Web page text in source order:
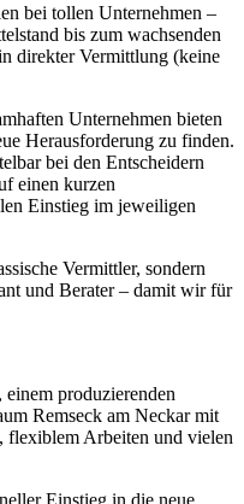
bei tollen Unternehmen –
bis zum wachsenden
direkter Vermittlung (keine
Unternehmen bieten
Herausforderung zu finden.
bei den Entscheidern
einen kurzen
Einstieg im jeweiligen
Vermittler, sondern
und Berater – damit wir für
produzierenden
Remseck am Neckar mit
flexiblem Arbeiten und vielen
Einstieg in die neue